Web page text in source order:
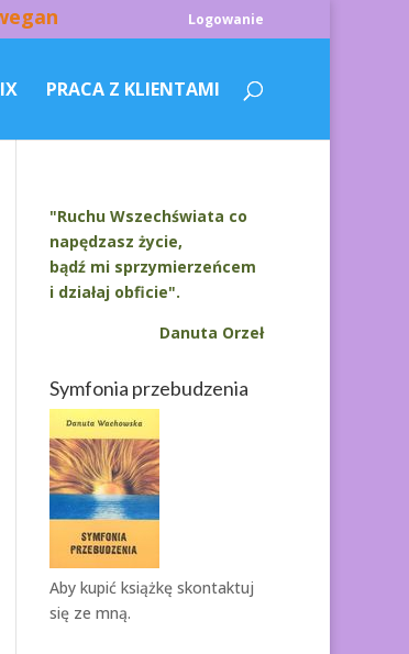
Logowanie
PRACA Z KLIENTAMI
"Ruchu Wszechświata co
napędzasz życie,
bądź mi sprzymierzeńcem
i działaj obficie".
Danuta Orzeł
Symfonia przebudzenia
Aby kupić książkę skontaktuj
się ze mną.